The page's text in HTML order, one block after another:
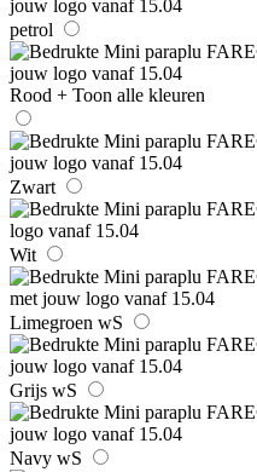
petrol
Rood + Toon alle kleuren
Zwart
Wit
Limegroen wS
Grijs wS
Navy wS